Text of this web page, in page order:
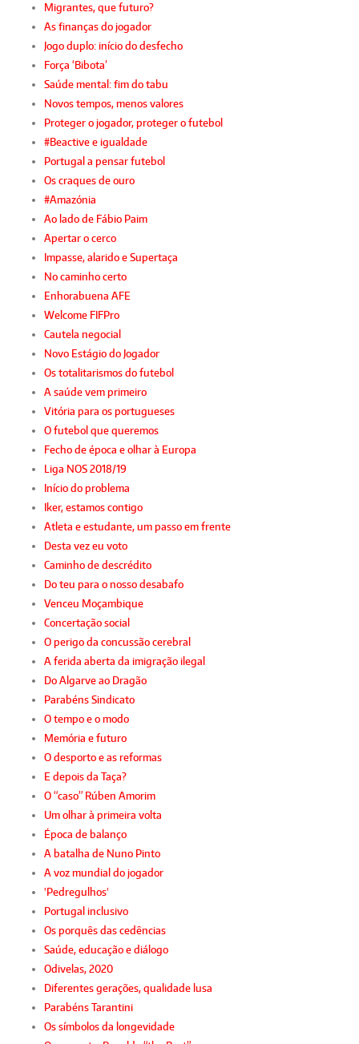
Migrantes, que futuro?
As finanças do jogador
Jogo duplo: início do desfecho
Força ‘Bibota’
Saúde mental: fim do tabu
Novos tempos, menos valores
Proteger o jogador, proteger o futebol
#Beactive e igualdade
Portugal a pensar futebol
Os craques de ouro
#Amazónia
Ao lado de Fábio Paim
Apertar o cerco
Impasse, alarido e Supertaça
No caminho certo
Enhorabuena AFE
Welcome FIFPro
Cautela negocial
Novo Estágio do Jogador
Os totalitarismos do futebol
A saúde vem primeiro
Vitória para os portugueses
O futebol que queremos
Fecho de época e olhar à Europa
Liga NOS 2018/19
Início do problema
Iker, estamos contigo
Atleta e estudante, um passo em frente
Desta vez eu voto
Caminho de descrédito
Do teu para o nosso desabafo
Venceu Moçambique
Concertação social
O perigo da concussão cerebral
A ferida aberta da imigração ilegal
Do Algarve ao Dragão
Parabéns Sindicato
O tempo e o modo
Memória e futuro
O desporto e as reformas
E depois da Taça?
O “caso” Rúben Amorim
Um olhar à primeira volta
Época de balanço
A batalha de Nuno Pinto
A voz mundial do jogador
'Pedregulhos'
Portugal inclusivo
Os porquês das cedências
Saúde, educação e diálogo
Odivelas, 2020
Diferentes gerações, qualidade lusa
Parabéns Tarantini
Os símbolos da longevidade